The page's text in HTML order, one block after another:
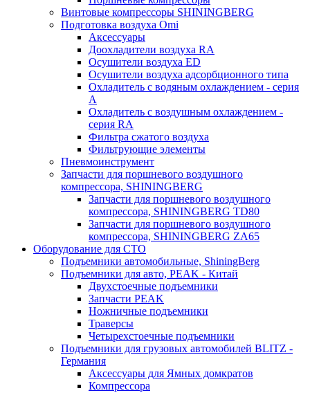
Винтовые компрессоры SHININGBERG
Подготовка воздуха Omi
Аксессуары
Доохладители воздуха RA
Осушители воздуха ED
Осушители воздуха адсорбционного типа
Охладитель с водяным охлаждением - серия
A
Охладитель с воздушным охлаждением -
серия RA
Фильтра сжатого воздуха
Фильтрующие элементы
Пневмоинструмент
Запчасти для поршневого воздушного
компрессора, SHININGBERG
Запчасти для поршневого воздушного
компрессора, SHININGBERG TD80
Запчасти для поршневого воздушного
компрессора, SHININGBERG ZA65
Оборудование для СТО
Подъемники автомобильные, ShiningBerg
Подъемники для авто, PEAK - Китай
Двухстоечные подъемники
Запчасти PEAK
Ножничные подъемники
Траверсы
Четырехстоечные подъемники
Подъемники для грузовых автомобилей BLITZ -
Германия
Аксессуары для Ямных домкратов
Компрессора